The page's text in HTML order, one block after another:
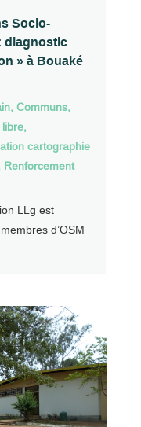
Socio-
diagnostic
» à Bouaké
, Communs,
,
cartographie
Renforcement
LLg est
d’OSM